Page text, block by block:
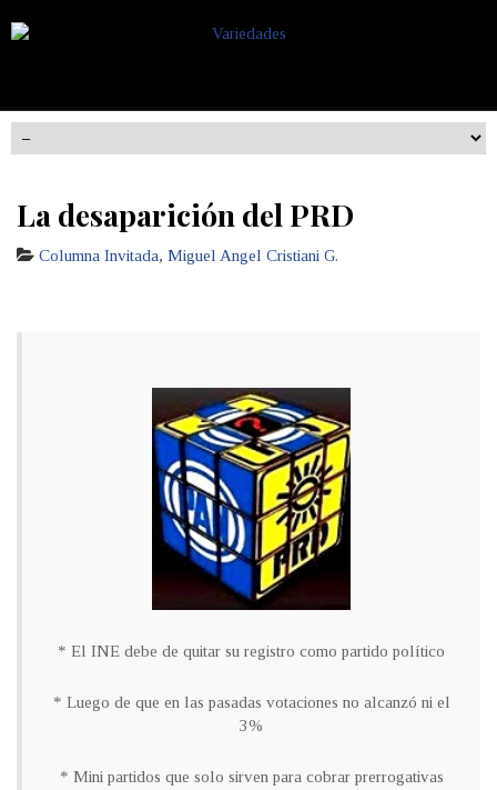
La desaparición del PRD
Columna Invitada, Miguel Angel Cristiani G.
* El INE debe de quitar su registro como partido político
* Luego de que en las pasadas votaciones no alcanzó ni el
3%
* Mini partidos que solo sirven para cobrar prerrogativas